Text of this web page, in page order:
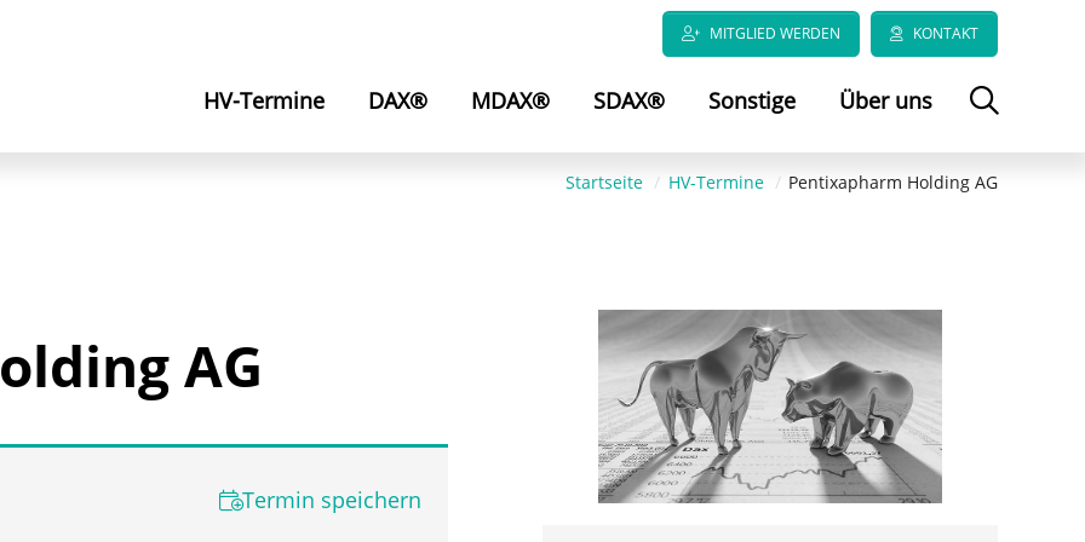
MITGLIED WERDEN KONTAKT
HV-Termine DAX® MDAX® SDAX® Sonstige Über uns
Startseite HV-Termine Pentixapharm Holding AG
AG
Termin speichern